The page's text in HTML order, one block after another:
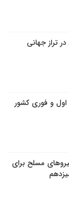
تراز جهانی
اول و فوری کشور
مسلح برای